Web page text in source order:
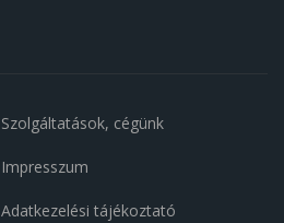
Szolgáltatások, cégünk
Impresszum
Adatkezelési tájékoztató